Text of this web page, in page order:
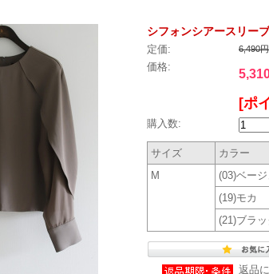
シフォンシアースリー
定価: 6,490
価格:
[ポ
購入数:
サイズ カラー
M
(03)ベージ
(19)モカ
(21)ブラッ
返品